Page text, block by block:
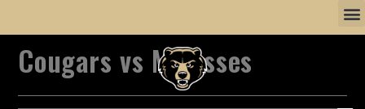
Cougars vs Molosses